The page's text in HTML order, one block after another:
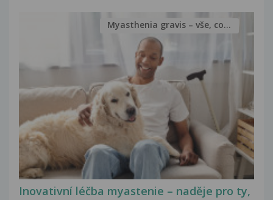
Inovativní léčba myastenie – naděje pro ty,
Myasthenia gravis – vše, co...